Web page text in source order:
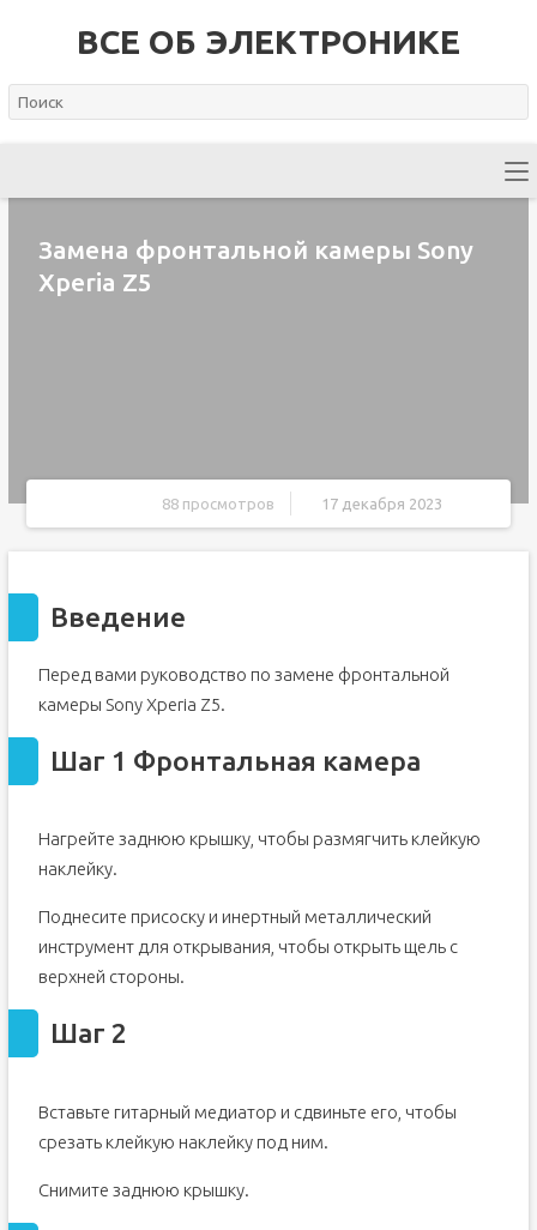
ВСЕ ОБ ЭЛЕКТРОНИКЕ
Замена фронтальной камеры Sony
Xperia Z5
88 просмотров 17 декабря 2023
Введение
Перед вами руководство по замене фронтальной
камеры Sony Xperia Z5.
Шаг 1 Фронтальная камера
Нагрейте заднюю крышку, чтобы размягчить клейкую
наклейку.
Поднесите присоску и инертный металлический
инструмент для открывания, чтобы открыть щель с
верхней стороны.
Шаг 2
Вставьте гитарный медиатор и сдвиньте его, чтобы
срезать клейкую наклейку под ним.
Снимите заднюю крышку.